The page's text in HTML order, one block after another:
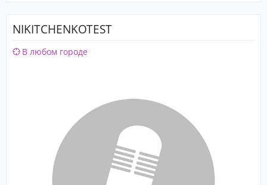
NIKITCHENKOTEST
В любом городе